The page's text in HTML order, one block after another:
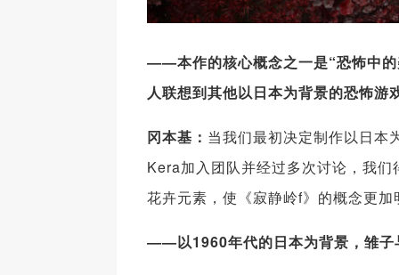
——本作的核心概念之一是“恐怖中的
人联想到其他以日本为背景的恐怖游
冈本基： 当我们最初决定制作以日本
Kera加入团队并经过多次讨论，我
花卉元素，使《寂静岭f》的概念更
——以1960年代的日本为背景，雏子